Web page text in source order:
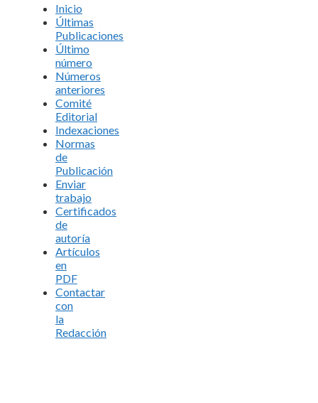
Inicio
Últimas
Publicaciones
Último
número
Números
anteriores
Comité
Editorial
Indexaciones
Normas
de
Publicación
Enviar
trabajo
Certificados
de
autoría
Artículos
en
PDF
Contactar
con
la
Redacción